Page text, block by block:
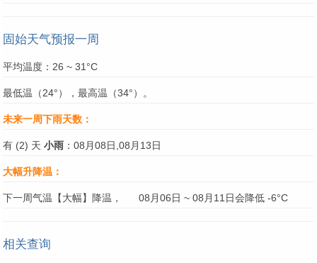
固始天气预报一周
平均温度：26 ~ 31°C
最低温（24°），最高温（34°）。
未来一周下雨天数：
有 (2) 天 小雨 ：08月08日,08月13日
大幅升降温：
下一周气温【大幅】降温， 08月06日 ~ 08月11日会降低 -6°C
相关查询